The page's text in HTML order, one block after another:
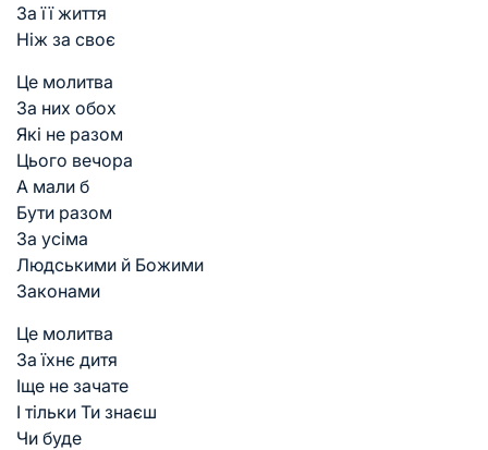
За її життя
Ніж за своє
Це молитва
За них обох
Які не разом
Цього вечора
А мали б
Бути разом
За усіма
Людськими й Божими
Законами
Це молитва
За їхнє дитя
Іще не зачате
І тільки Ти знаєш
Чи буде